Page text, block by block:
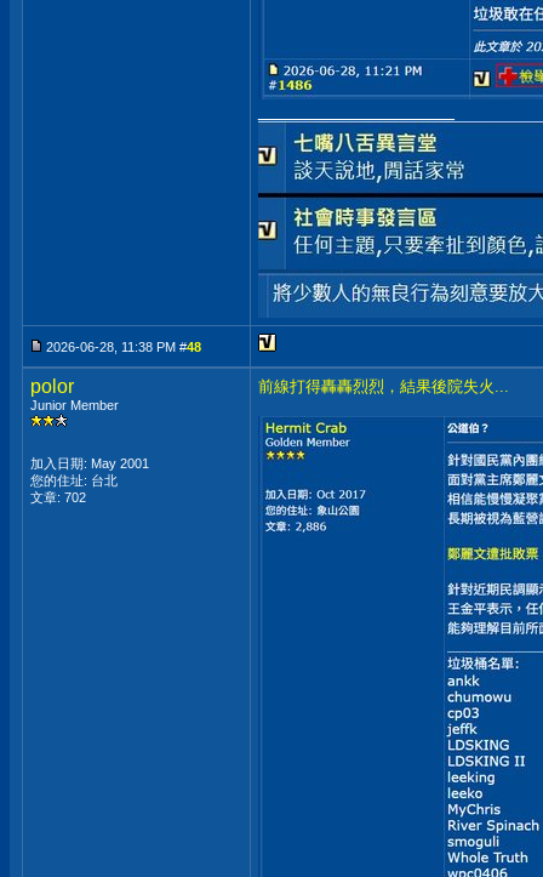
2026-06-28, 11:38 PM #48
polor
Junior Member
加入日期: May 2001
您的住址: 台北
文章: 702
前線打得轟轟烈烈，結果後院失火...